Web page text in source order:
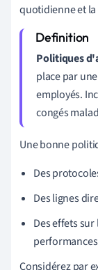
quotidienne et
Politiques
place par
employés.
congés
Une bonne
Des
Des lignes
Des effets
Considérez par